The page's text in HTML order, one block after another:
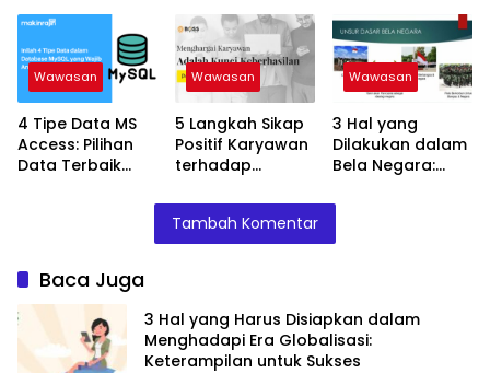
Keterampilan
untuk Sukses
Tepat!
Tanda Dewasa
dalam
Menghadapi
Hidup
Wawasan
4 Tipe Data MS
Access: Pilihan
Data Terbaik
Wawasan
5 Langkah Sikap
Positif Karyawan
terhadap
Keberhasilan
Bisnis Anda!
Wawasan
3 Hal yang
Dilakukan dalam
Bela Negara:
Warga Negara
Tambah Komentar
Baca Juga
3 Hal yang Harus Disiapkan dalam
Menghadapi Era Globalisasi:
Keterampilan untuk Sukses